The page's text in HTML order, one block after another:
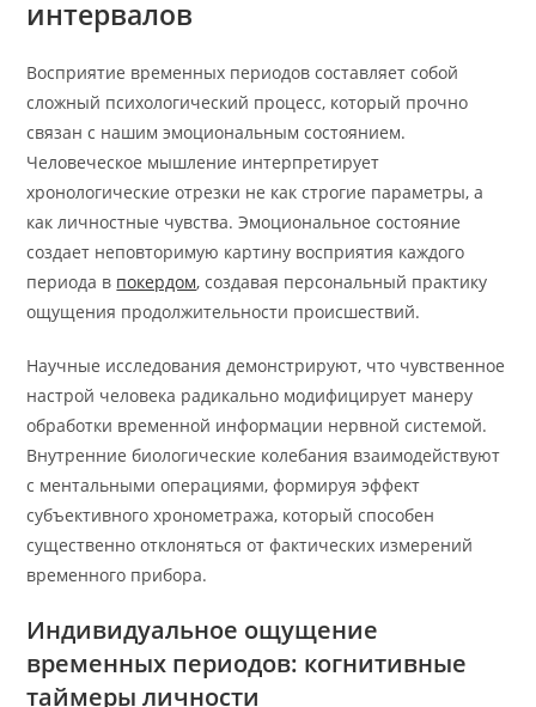
интервалов
Восприятие временных периодов составляет собой
сложный психологический процесс, который прочно
связан с нашим эмоциональным состоянием.
Человеческое мышление интерпретирует
хронологические отрезки не как строгие параметры, а
как личностные чувства. Эмоциональное состояние
создает неповторимую картину восприятия каждого
периода в покердом, создавая персональный практику
ощущения продолжительности происшествий.
Научные исследования демонстрируют, что чувственное
настрой человека радикально модифицирует манеру
обработки временной информации нервной системой.
Внутренние биологические колебания взаимодействуют
с ментальными операциями, формируя эффект
субъективного хронометража, который способен
существенно отклоняться от фактических измерений
временного прибора.
Индивидуальное ощущение
временных периодов: когнитивные
таймеры личности